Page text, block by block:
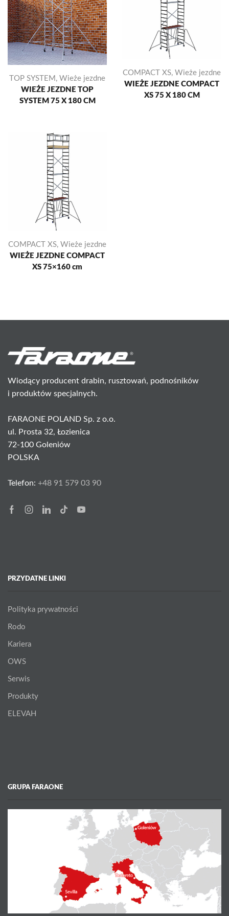
TOP SYSTEM , Wieże jezdne
WIEŻE JEZDNE TOP
SYSTEM 75 X 180 CM
COMPACT XS, Wieże jezdne
WIEŻE JEZDNE COMPACT
XS 75 X 180 CM
COMPACT XS, Wieże jezdne
WIEŻE JEZDNE COMPACT
XS 75×160 cm
Wiodący producent drabin, rusztowań, podnośników
i produktów specjalnych.
FARAONE POLAND Sp. z o.o.
ul. Prosta 32, Łozienica
72-100 Goleniów
POLSKA
Telefon: +48 91 579 03 90
FacebookInstagram
Linkedin
Tik-
Youtube
PRZYDATNE LINKI
Polityka prywatności
Rodo
Kariera
OWS
Serwis
Produkty
ELEVAH
GRUPA FARAONE